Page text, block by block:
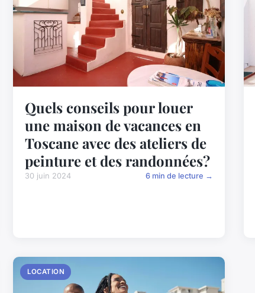
Quels conseils pour louer
une maison de vacances en
Toscane avec des ateliers de
peinture et des randonnées?
30 juin 2024 6 min de lecture →
LOCATION